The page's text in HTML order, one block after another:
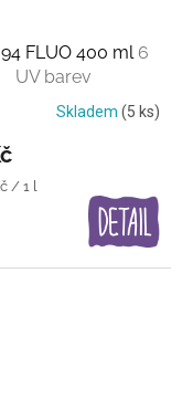
FLUO 400 ml 6
UV barev
Skladem (5 ks)
/ 1 l